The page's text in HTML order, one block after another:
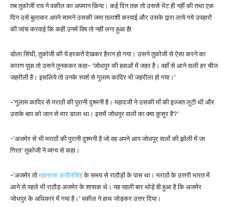
तब तुकोजी राव ने वकील का अपमान किया। कई दिन तक तो उससे भेंट ही नहीं की तथा एक
दिन उसे बुलाकर अपने सामने उसकी जमा तलाशी करवाई और उसके द्वारा लाये गये उपहारों
की जांच करवाई कि कहीं उनमें विष तो नहीं लगा हुआ है!
डोला सिंघी, तुकोजी की ये हरकतें देखकर हैरान हो गया। उसने तुकोजी से ऐसा करने का
कारण पूछा तो उसने तुनककर कहा- ‘जोधपुर की हवाओं में जहर है। वहाँ से आने वाली हर चीज
जहरीली है। इसलिये तो उनके स्पर्श से गुलाम कादिर भी जहरीला हो गया।’
-‘गुलाम कादिर से मराठों की पुरानी दुश्मनी है। महादजी ने उसकी माँ की इज्जत लूटी थी और
उसके बाप को जान से मार डाला था। इसमें जोधपुर वालों का क्या कुसूर है?’
-‘अजमेर से भी मराठों की पुरानी दुश्मनी है जो वह अपने आप जोधपुर वालों की झोली में जा
गिरा!’ तुकोजी ने व्यंग्य से कहा।
-‘अजमेर तो महाराजा अजीतसिंहके समय से राठौड़ों के पास था। मराठों के उत्तरी भारत में
आने से पहले भी राठौड़ अजमेर के शासक थे। यह पहली बार थोड़े ही हुआ है कि अजमेर
जोधपुर के अधिकार में गया है।’ वकील ने हाथ जोड़कर उत्तर दिया।